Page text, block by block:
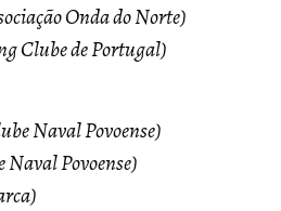
Onda do Norte)
Clube de Portugal)
Naval Povoense)
Povoense)